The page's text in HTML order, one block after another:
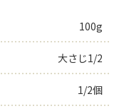
100g
大さじ1/2
1/2個